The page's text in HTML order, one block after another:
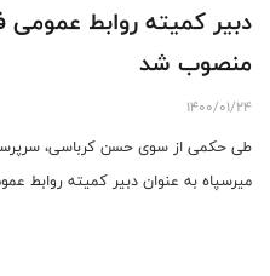
دبیر کمیته روابط عمومی
منصوب شد
1400/01/24
طی حکمی از سوی حسن کرباسی،
میرسپاه به عنوان دبیر کمیته روابط